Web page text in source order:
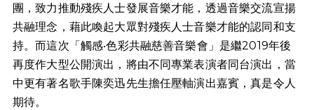
團，致力推動殘疾人士發展音樂才能，透過音樂交流宣揚
共融理念，藉此喚起大眾對殘疾人士音樂才能的認同和支
持。而這次「觸感‧色彩共融慈善音樂會」是繼2019年後
再度作大型公開演出，將由不同專業表演者同台演出，當
中更有著名歌手陳奕迅先生擔任壓軸演出嘉賓，真是令人
期待。